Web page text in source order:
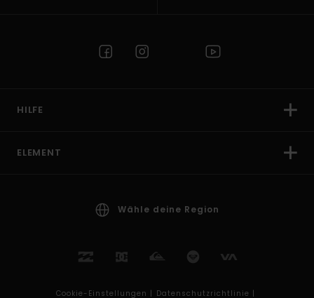
HILFE
ELEMENT
Wähle deine Region
Cookie-Einstellungen | Datenschutzrichtlinie |